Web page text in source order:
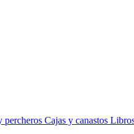
percheros Cajas y canastos